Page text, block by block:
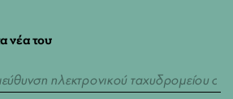
νέα του